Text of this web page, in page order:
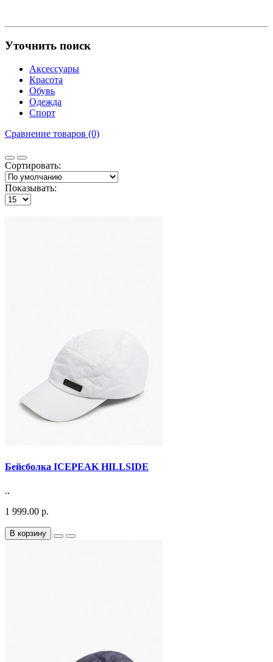
Уточнить поиск
Аксессуары
Красота
Обувь
Одежда
Спорт
Сравнение товаров (0)
Сортировать:
Показывать:
Бейсболка ICEPEAK HILLSIDE
..
1 999.00 р.
В корзину